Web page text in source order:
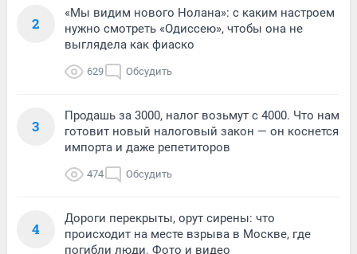
2
«Мы видим нового Нолана»: с каким настроем
нужно смотреть «Одиссею», чтобы она не
выглядела как фиаско
629 Обсудить
3
Продашь за 3000, налог возьмут с 4000. Что нам
готовит новый налоговый закон — он коснется
импорта и даже репетиторов
474 Обсудить
4
Дороги перекрыты, орут сирены: что
происходит на месте взрыва в Москве, где
погибли люди. Фото и видео